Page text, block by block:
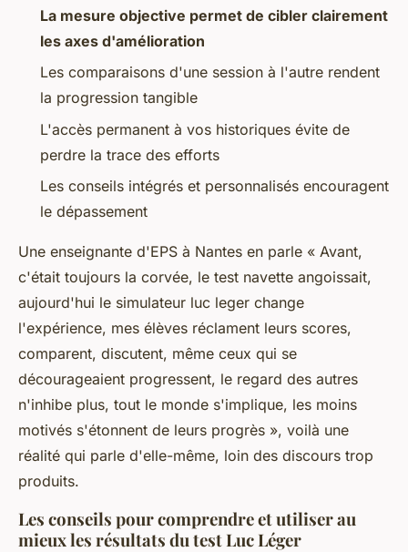
La mesure objective permet de cibler clairement
les axes d'amélioration
Les comparaisons d'une session à l'autre rendent
la progression tangible
L'accès permanent à vos historiques évite de
perdre la trace des efforts
Les conseils intégrés et personnalisés encouragent
le dépassement
Une enseignante d'EPS à Nantes en parle « Avant,
c'était toujours la corvée, le test navette angoissait,
aujourd'hui le simulateur luc leger change
l'expérience, mes élèves réclament leurs scores,
comparent, discutent, même ceux qui se
décourageaient progressent, le regard des autres
n'inhibe plus, tout le monde s'implique, les moins
motivés s'étonnent de leurs progrès », voilà une
réalité qui parle d'elle-même, loin des discours trop
produits.
Les conseils pour comprendre et utiliser au
mieux les résultats du test Luc Léger